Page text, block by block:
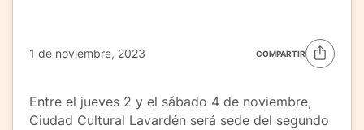
1 de noviembre, 2023 COMPARTIR
Entre el jueves 2 y el sábado 4 de noviembre,
Ciudad Cultural Lavardén será sede del segundo